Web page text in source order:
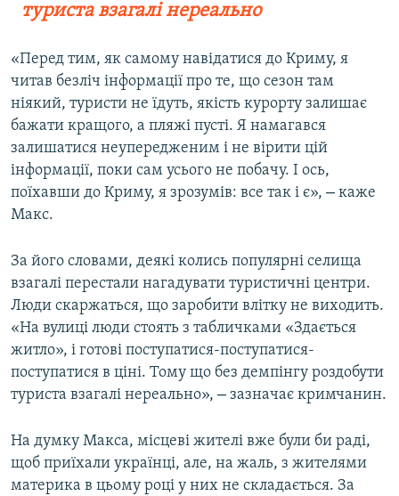
туриста взагалі нереально
«Перед тим, як самому навідатися до Криму, я
читав безліч інформації про те, що сезон там
ніякий, туристи не їдуть, якість курорту залишає
бажати кращого, а пляжі пусті. Я намагався
залишатися неупередженим і не вірити цій
інформації, поки сам усього не побачу. І ось,
поїхавши до Криму, я зрозумів: все так і є», – каже
Макс.
За його словами, деякі колись популярні селища
взагалі перестали нагадувати туристичні центри.
Люди скаржаться, що заробити влітку не виходить.
«На вулиці люди стоять з табличками «Здається
житло», і готові поступатися-поступатися-
поступатися в ціні. Тому що без демпінгу роздобути
туриста взагалі нереально», – зазначає кримчанин.
На думку Макса, місцеві жителі вже були би раді,
щоб приїхали українці, але, на жаль, з жителями
материка в цьому році у них не складається. За